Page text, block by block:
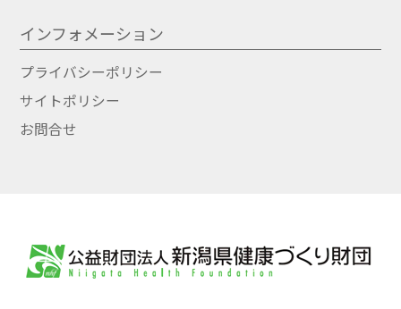
インフォメーション
プライバシーポリシー
サイトポリシー
お問合せ